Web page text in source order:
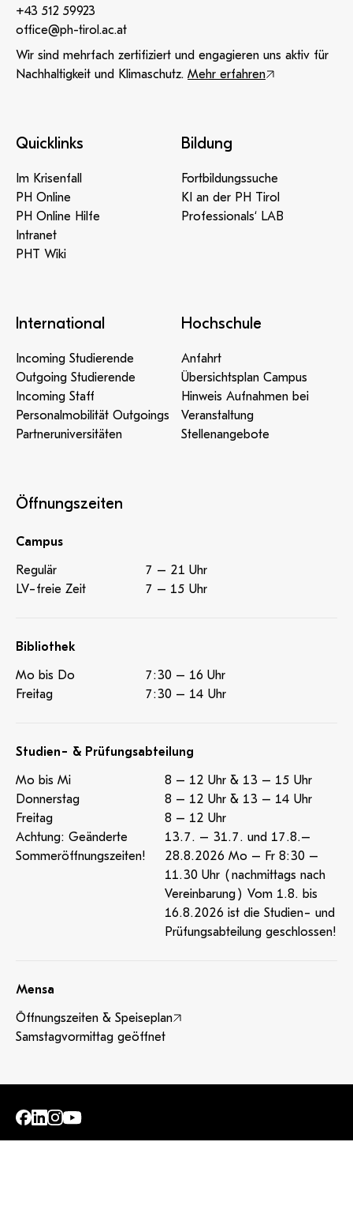
+43 512 59923
office@ph-tirol.ac.at
Wir sind mehrfach zertifiziert und engagieren uns aktiv für
Nachhaltigkeit und Klimaschutz. Mehr erfahren
Quicklinks
Im Krisenfall
PH Online
PH Online Hilfe
Intranet
PHT Wiki
Bildung
Fortbildungssuche
KI an der PH Tirol
Professionals‘ LAB
International
Incoming Studierende
Outgoing Studierende
Incoming Staff
Personalmobilität Outgoings
Partneruniversitäten
Hochschule
Anfahrt
Übersichtsplan Campus
Hinweis Aufnahmen bei
Veranstaltung
Stellenangebote
Öffnungszeiten
Campus
Regulär
7 – 21 Uhr
LV-freie Zeit
7 – 15 Uhr
Bibliothek
Mo bis Do
7:30 – 16 Uhr
Freitag
7:30 – 14 Uhr
Studien- & Prüfungsabteilung
Mo bis Mi
8 – 12 Uhr & 13 – 15 Uhr
Donnerstag
8 – 12 Uhr & 13 – 14 Uhr
Freitag
8 – 12 Uhr
Achtung: Geänderte
Sommeröffnungszeiten!
13.7. – 31.7. und 17.8.–
28.8.2026 Mo – Fr 8:30 –
11.30 Uhr (nachmittags nach
Vereinbarung) Vom 1.8. bis
16.8.2026 ist die Studien- und
Prüfungsabteilung geschlossen!
Mensa
Öffnungszeiten & Speiseplan
Samstagvormittag geöffnet